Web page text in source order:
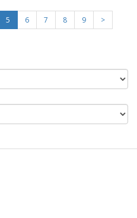
5 6 7 8 9
>